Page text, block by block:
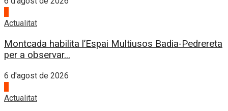
Actualitat
Montcada habilita l’Espai Multiusos Badia-Pedrereta
per a observar...
6 d'agost de 2026
Actualitat